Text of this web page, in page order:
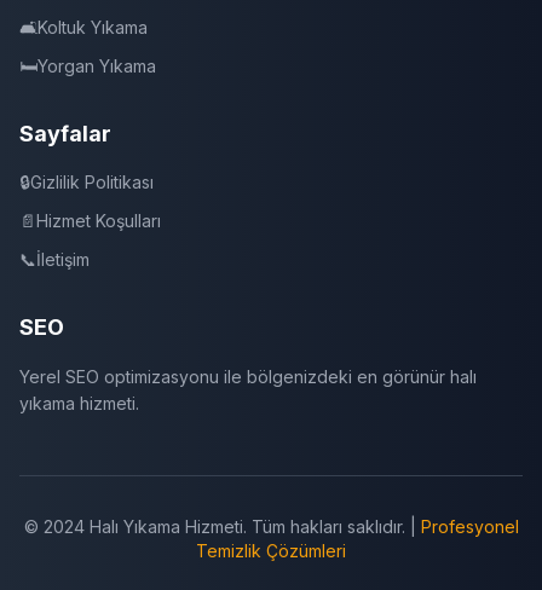
🛋️Koltuk Yıkama
🛏️Yorgan Yıkama
Sayfalar
🔒Gizlilik Politikası
📄Hizmet Koşulları
📞İletişim
SEO
Yerel SEO optimizasyonu ile bölgenizdeki en görünür halı
yıkama hizmeti.
© 2024 Halı Yıkama Hizmeti. Tüm hakları saklıdır. | Profesyonel
Temizlik Çözümleri